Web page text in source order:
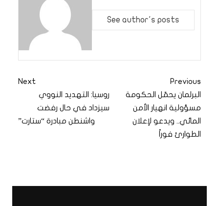
See author's posts
Previous
البرلمان يحمّل الحكومة
مسؤولية انهيار الأمن
المائي.. ويدعو لإعلان
الطوارئ فوراً
Next
روسيا: التهديد النووي
سيزداد في حال رفضت
واشنطن مبادرة “ستارت”